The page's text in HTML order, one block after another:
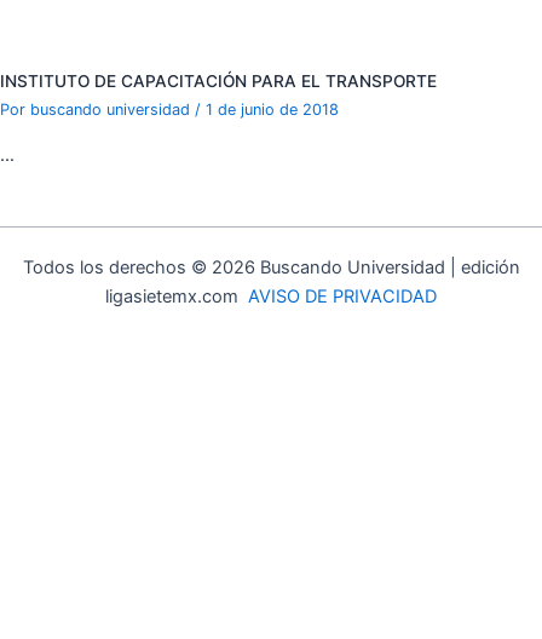
INSTITUTO DE CAPACITACIÓN PARA EL TRANSPORTE
Por buscando universidad / 1 de junio de 2018
…
Todos los derechos © 2026 Buscando Universidad | edición
ligasietemx.com AVISO DE PRIVACIDAD